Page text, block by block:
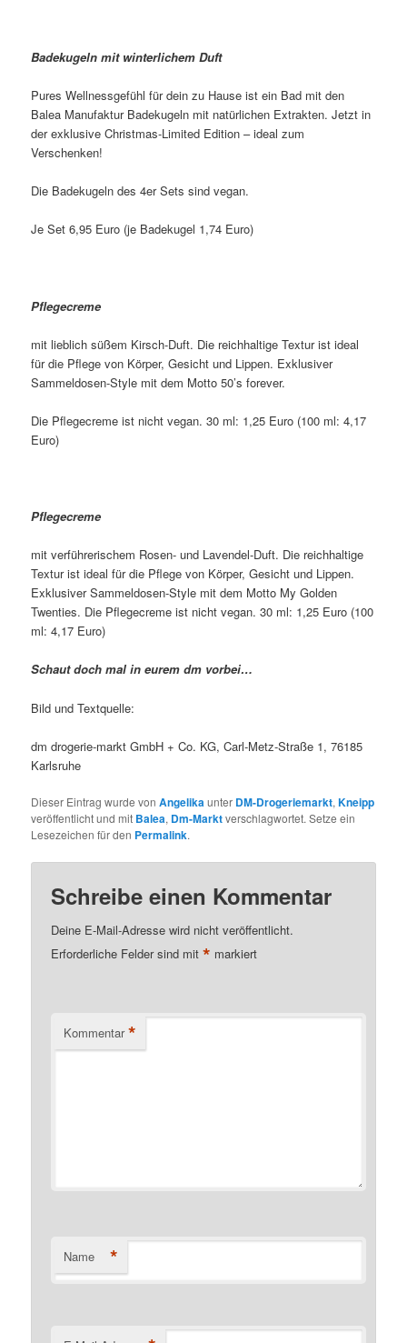
Badekugeln mit winterlichem Duft
Pures Wellnessgefühl für dein zu Hause ist ein Bad mit den
Balea Manufaktur Badekugeln mit natürlichen Extrakten. Jetzt in
der exklusive Christmas-Limited Edition – ideal zum
Verschenken!
Die Badekugeln des 4er Sets sind vegan.
Je Set 6,95 Euro (je Badekugel 1,74 Euro)
Pflegecreme
mit lieblich süßem Kirsch-Duft. Die reichhaltige Textur ist ideal
für die Pflege von Körper, Gesicht und Lippen. Exklusiver
Sammeldosen-Style mit dem Motto 50’s forever.
Die Pflegecreme ist nicht vegan. 30 ml: 1,25 Euro (100 ml: 4,17
Euro)
Pflegecreme
mit verführerischem Rosen- und Lavendel-Duft. Die reichhaltige
Textur ist ideal für die Pflege von Körper, Gesicht und Lippen.
Exklusiver Sammeldosen-Style mit dem Motto My Golden
Twenties. Die Pflegecreme ist nicht vegan. 30 ml: 1,25 Euro (100
ml: 4,17 Euro)
Schaut doch mal in eurem dm vorbei…
Bild und Textquelle:
dm drogerie-markt GmbH + Co. KG, Carl-Metz-Straße 1, 76185
Karlsruhe
Dieser Eintrag wurde vonAngelikaunter DM-Drogeriemarkt,Kneipp
veröffentlicht und mit Balea, Dm-Marktverschlagwortet. Setze ein
Lesezeichen für den Permalink.
Schreibe einen Kommentar
Deine E-Mail-Adresse wird nicht veröffentlicht.
Erforderliche Felder sind mit* markiert
Kommentar *
Name *